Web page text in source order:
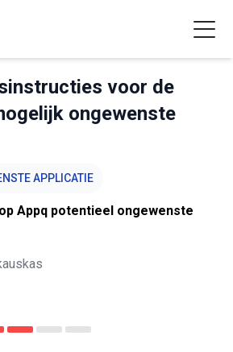
voor de
ongewenste
APPLICATIE
Appq potentieel ongewenste